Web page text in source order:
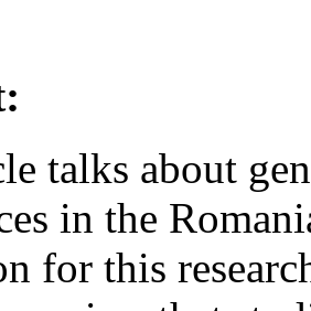
talks about
in the
for this